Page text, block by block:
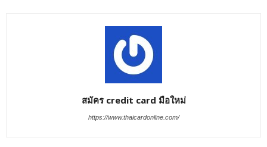
สมัคร credit card มือใหม่
https://www.thaicardonline.com/